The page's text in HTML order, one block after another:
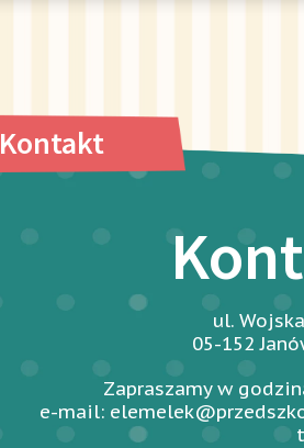
Kontakt
ul.
05-152
Zapraszamy w
e-mail: